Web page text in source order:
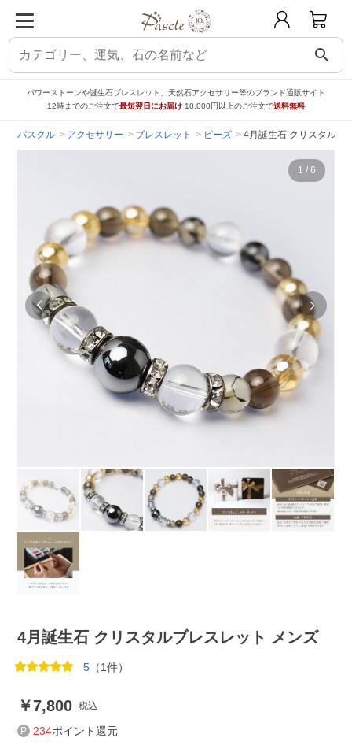
search
パワーストーンや誕生石ブレスレット、天然石アクセサリー等のブランド通販サイト
12時までのご注文で最短翌日にお届け 10,000円以上のご注文で送料無料
パスクル アクセサリー ブレスレット ビーズ 4月誕生石 クリスタルブ
1 / 6
4月誕生石 クリスタルブレスレット メンズ
5 （1件）
7,800 税込
234ポイント還元